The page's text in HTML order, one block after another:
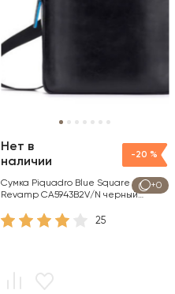
-20 %
+0
Нет в
наличии
Сумка Piquadro Blue Square
Revamp CA5943B2V/N черный
25